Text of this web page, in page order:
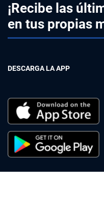
¡Recibe las
en tus propias
DESCARGA LA APP